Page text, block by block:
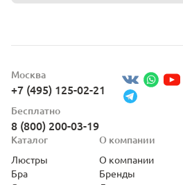
Москва
+7 (495) 125-02-21
Бесплатно
8 (800) 200-03-19
Каталог
Люстры
Бра
О компании
О компании
Бренды